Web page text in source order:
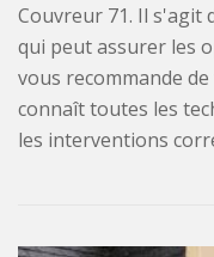
Couvreur 71. Il s'agit
qui peut assurer les
vous recommande
connaît toutes les
les interventions